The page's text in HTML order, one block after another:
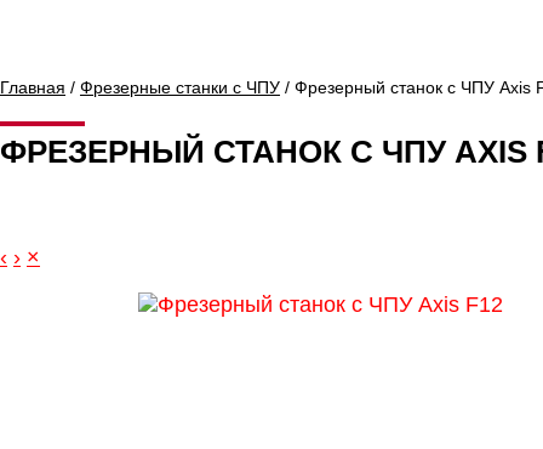
Главная / Фрезерные станки с ЧПУ / Фрезерный станок с ЧПУ Axis
ФРЕЗЕРНЫЙ СТАНОК С ЧПУ AXIS
‹ › ×